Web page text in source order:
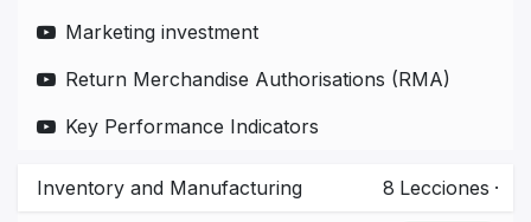
Marketing investment
Return Merchandise Authorisations (RMA)
Key Performance Indicators
Inventory and Manufacturing 8 Lecciones ·